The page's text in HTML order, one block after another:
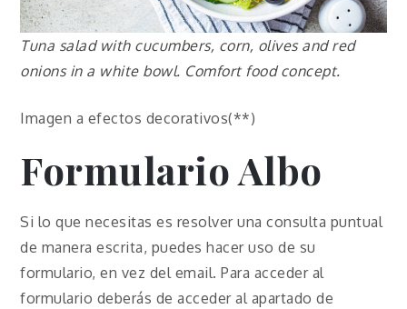
Tuna salad with cucumbers, corn, olives and red
onions in a white bowl. Comfort food concept.
Imagen a efectos decorativos(**)
FormularioAlbo
Si lo que necesitas es resolver una consulta puntual
de manera escrita, puedes hacer uso de su
formulario, en vez del email. Para acceder al
formulario deberás de acceder al apartado de